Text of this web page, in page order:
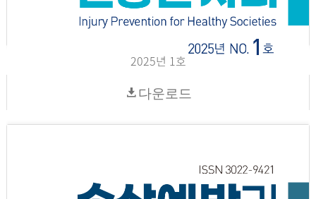
2025년 1호
다운로드